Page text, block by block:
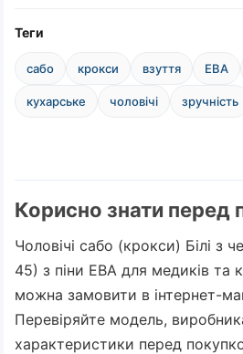
Теги
сабо крокси взуття ЕВА
кухарське чоловічі зручність
Корисно знати перед
Чоловічі сабо (крокси) Білі з
45) з піни ЕВА для медиків та
можна замовити в інтернет-
Перевіряйте модель,
характеристики перед